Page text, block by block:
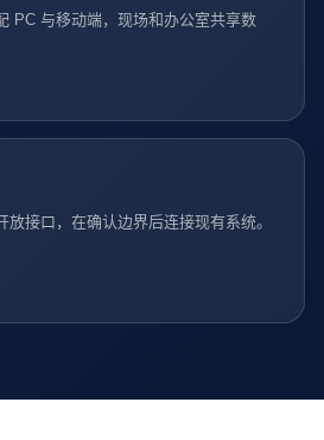
PC 与移动端，现场和办公室共享数
放接口，在确认边界后连接现有系统。